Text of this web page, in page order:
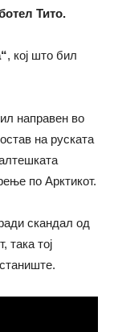
Тито.
, кој што бил
направен во
на руската
по Арктикот.
скандал од
така тој